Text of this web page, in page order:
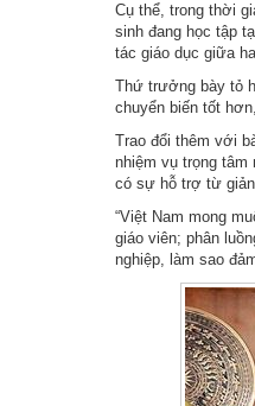
Cụ thể, trong thời
sinh đang học tập
tác giáo dục giữa
Thứ trưởng bày tỏ
chuyển biến tốt
Trao đổi thêm với
nhiệm vụ trọng
có sự hỗ trợ từ
“Việt Nam mong
giáo viên; phân
nghiệp, làm sao